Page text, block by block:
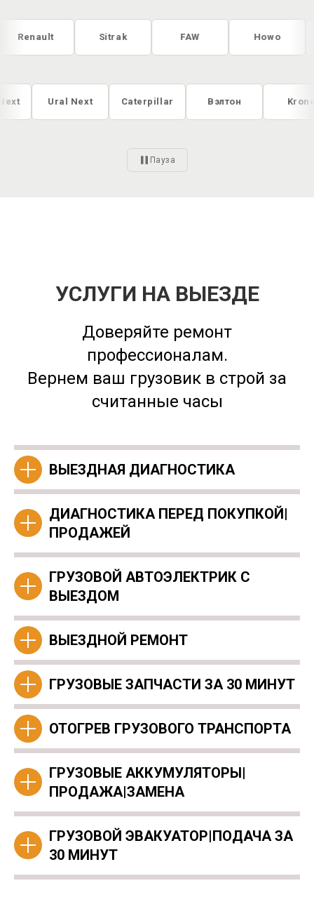
Gazon Next Ural Next Caterpillar
Пауза
УСЛУГИ НА ВЫЕЗДЕ
Доверяйте ремонт
профессионалам.
Вернем ваш грузовик в строй за
считанные часы
ВЫЕЗДНАЯ ДИАГНОСТИКА
ДИАГНОСТИКА ПЕРЕД ПОКУПКОЙ|
ПРОДАЖЕЙ
ГРУЗОВОЙ АВТОЭЛЕКТРИК С
ВЫЕЗДОМ
ВЫЕЗДНОЙ РЕМОНТ
ГРУЗОВЫЕ ЗАПЧАСТИ ЗА 30 МИНУТ
ОТОГРЕВ ГРУЗОВОГО ТРАНСПОРТА
ГРУЗОВЫЕ АККУМУЛЯТОРЫ|
ПРОДАЖА|ЗАМЕНА
ГРУЗОВОЙ ЭВАКУАТОР|ПОДАЧА ЗА
30 МИНУТ